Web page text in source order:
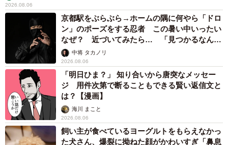
2026.08.06
京都駅をぶらぶら→ホームの隅に何やら「ドロ
ン」のポーズをする忍者 この暑い中いったい
なぜ？ 近づいてみたら… 「見つかるなんて
未熟」中将 タカノリ
2026.08.06
「明日ひま？」 知り合いから唐突なメッセー
ジ 用件次第で断ることもできる賢い返信文と
は？【漫画】
海川 まこと
2026.08.06
飼い主が食べているヨーグルトをもらえなかっ
た犬さん、爆裂に拗ねた顔がかわいすぎ「鼻息